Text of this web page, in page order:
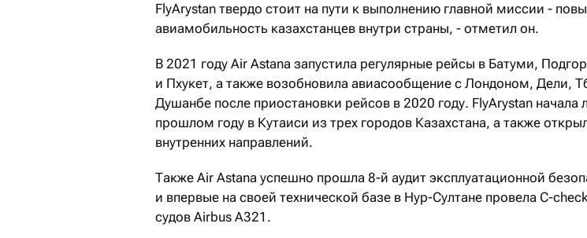
FlyArystan твердо стоит на пути к выполнению главной миссии -
авиамобильность казахстанцев внутри страны, - отметил он.
В 2021 году Air Astana запустила регулярные рейсы в Батуми,
и Пхукет, а также возобновила авиасообщение с Лондоном, Дели,
Душанбе после приостановки рейсов в 2020 году. FlyArystan начала
прошлом году в Кутаиси из трех городов Казахстана, а также
внутренних направлений.
Также Air Astana успешно прошла 8-й аудит эксплуатационной
и впервые на своей технической базе в Нур-Султане провела С-
судов Airbus A321.